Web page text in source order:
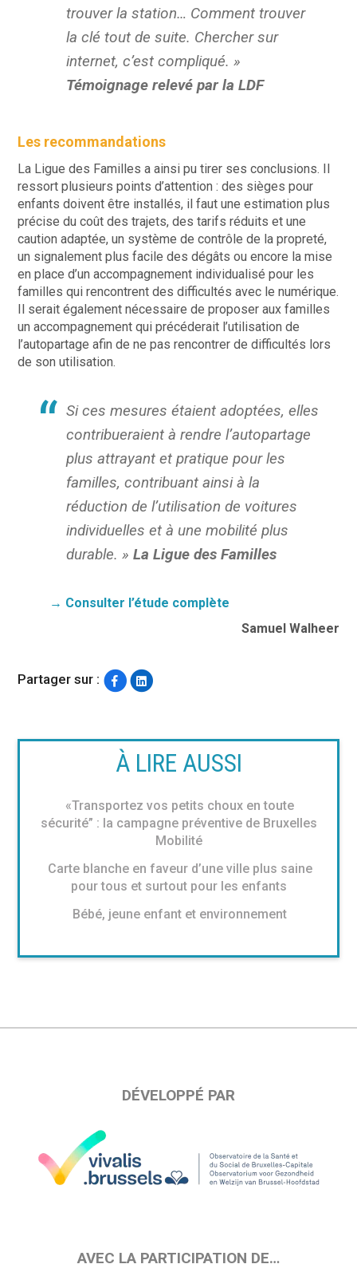
trouver la station… Comment trouver
la clé tout de suite. Chercher sur
internet, c’est compliqué. »
Témoignage relevé par la LDF
Les recommandations
La Ligue des Familles a ainsi pu tirer ses conclusions. Il
ressort plusieurs points d’attention : des sièges pour
enfants doivent être installés, il faut une estimation plus
précise du coût des trajets, des tarifs réduits et une
caution adaptée, un système de contrôle de la propreté,
un signalement plus facile des dégâts ou encore la mise
en place d’un accompagnement individualisé pour les
familles qui rencontrent des difficultés avec le numérique.
Il serait également nécessaire de proposer aux familles
un accompagnement qui précéderait l’utilisation de
l’autopartage afin de ne pas rencontrer de difficultés lors
de son utilisation.
Si ces mesures étaient adoptées, elles
contribueraient à rendre l’autopartage
plus attrayant et pratique pour les
familles, contribuant ainsi à la
réduction de l’utilisation de voitures
individuelles et à une mobilité plus
durable. »La Ligue des Familles
→ Consulter l’étude complète
Samuel Walheer
Partager sur :
À LIRE AUSSI
«Transportez vos petits choux en toute
sécurité” : la campagne préventive de Bruxelles
Mobilité
Carte blanche en faveur d’une ville plus saine
pour tous et surtout pour les enfants
Bébé, jeune enfant et environnement
DÉVELOPPÉ PAR
AVEC LA PARTICIPATION DE…